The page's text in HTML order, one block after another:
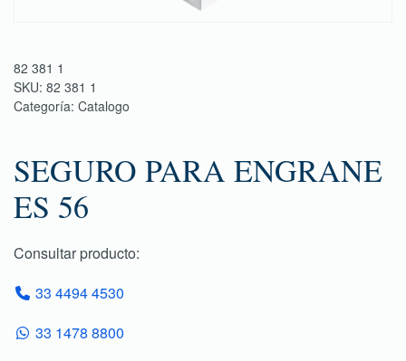
82 381 1
SKU: 82 381 1
Categoría: Catalogo
SEGURO PARA ENGRANE
ES 56
Consultar producto:
33 4494 4530
33 1478 8800